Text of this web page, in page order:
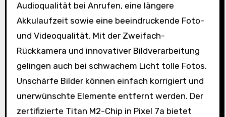
Audioqualität bei Anrufen, eine längere
Akkulaufzeit sowie eine beeindruckende Foto-
und Videoqualität. Mit der Zweifach-
Rückkamera und innovativer Bildverarbeitung
gelingen auch bei schwachem Licht tolle Fotos.
Unschärfe Bilder können einfach korrigiert und
unerwünschte Elemente entfernt werden. Der
zertifizierte Titan M2-Chip in Pixel 7a bietet